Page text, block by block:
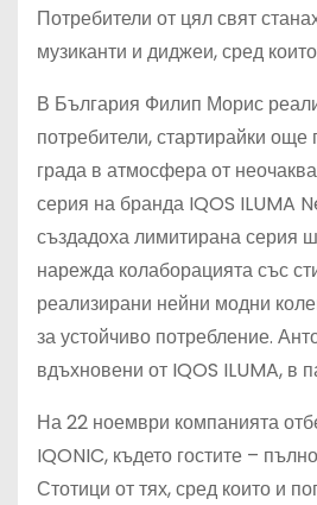
Потребители от цял свят
музиканти и диджеи, сред
В България Филип Морис
потребители, стартирайки
града в атмосфера от
серия на бранда IQOS ILUMA
създадоха лимитирана серия
нарежда колаборацията със
реализирани нейни модни
за устойчиво потребление.
вдъхновени от IQOS ILUMA, в
На 22 ноември компанията
IQONIC, където гостите –
Стотици от тях, сред които и